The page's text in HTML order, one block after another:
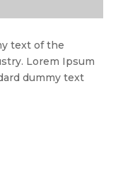
text of the
Lorem Ipsum
dummy text